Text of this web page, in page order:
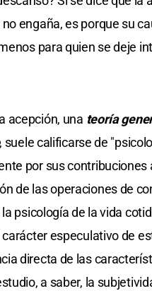
engaña, es porque su
para quien se deje
acepción, una teoría
, suele calificarse de
por sus contribuciones
de las operaciones de
psicología de la vida
carácter especulativo de
directa de las
a saber, la